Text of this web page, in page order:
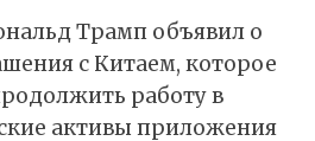
Трамп объявил о
с Китаем, которое
работу в
активы приложения